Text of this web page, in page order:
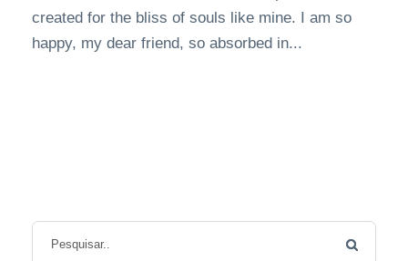
created for the bliss of souls like mine. I am so
happy, my dear friend, so absorbed in...